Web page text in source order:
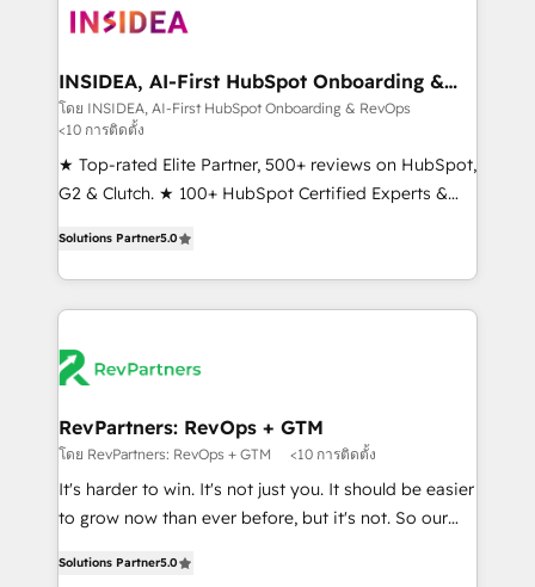
winning design to build scalable, globally
marketing campaigns, & RevOps frameworks that
fuel long-term success We connect the entire
customer lifecycle through seamless integrations,
ensure long-term adoption with change-
management programs, and align marketing, sales,
HubSpot accreditations and experience across
hundreds of organizations in dozens of industries,
there’s a good chance one of our globally integrated
explore whether S2 is the partner you’ve been
looking for...and get your next big initiative moving!
INSIDEA, AI-First HubSpot Onboarding &
RevOps
โดย INSIDEA, AI-First HubSpot Onboarding & RevOps
<10 การติดตั้ง
★ Top-rated Elite Partner, 500+ reviews on HubSpot,
G2 & Clutch. ★ 100+ HubSpot Certified Experts &
across five continents ★ AI-First, RevOps-led,
Onboarding obsessed ★ Company of the Year
2024/25 INSIDEA helps growing companies turn
team, migrate your data, and build AI-powered
your time zone. What we do ➤ Onboarding: Live in
weeks, with workflows built around your business,
not a template. ➤ Migration: Move from any legacy
CRM. Zero downtime, full data integrity. ➤
revenue process. Sales, marketing, and service wired
Solutions Partner5.0
RevPartners: RevOps + GTM
โดย RevPartners: RevOps + GTM <10 การติดตั้ง
It's harder to win. It's not just you. It should be easier
to grow now than ever before, but it's not. So our
revenue number. We do that by bridging the gap
Solutions Partner5.0